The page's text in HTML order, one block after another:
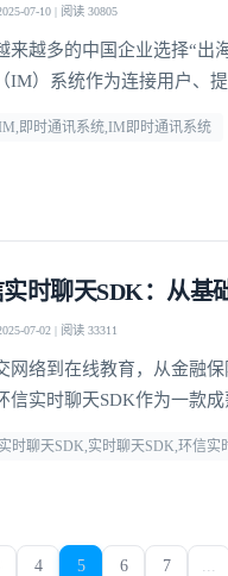
07-10 | 阅读 30805
来越多的中国企业选择“出
IM）系统作为连接用户、
即时通讯系统,IM即时通讯系统
时聊天SDK：从基
07-02 | 阅读 33311
网络到在线教育，从金融
信实时聊天SDK作为一款
时聊天SDK,实时聊天SDK,环信实
4 5 6 7